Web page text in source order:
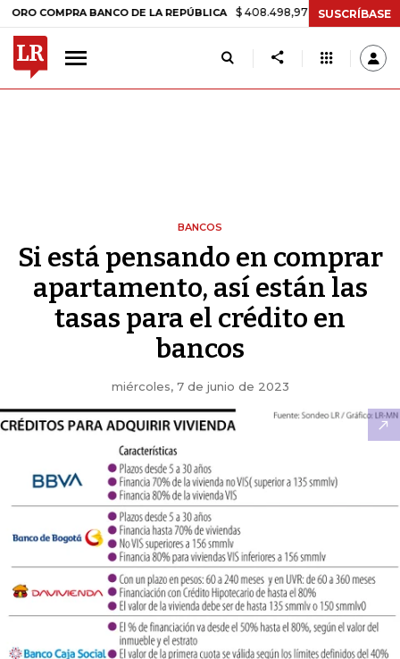
BANCO DE LA REPÚBLICA $ 408.498,97 +$ 8.753,81 +2,19%
SUSCRÍBASE
BANCOS
Si está pensando en comprar
apartamento, así están las
tasas para el crédito en
bancos
miércoles, 7 de junio de 2023